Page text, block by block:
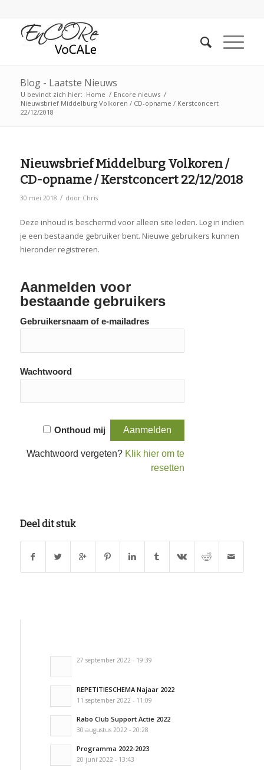
Blog - Laatste Nieuws
U bevindt zich hier: Home / Encore nieuws /
Nieuwsbrief Middelburg Volkoren / CD-opname / Kerstconcert
22/12/2018
Nieuwsbrief Middelburg Volkoren /
CD-opname / Kerstconcert 22/12/2018
30 mei 2018 / door Chris
Deze inhoud is beschermd voor alleen site leden. Log in indien
je een bestaande gebruiker bent. Nieuwe gebruikers kunnen
hieronder registreren.
Aanmelden voor
bestaande gebruikers
Gebruikersnaam of e-mailadres
Wachtwoord
Onthoud mij
Wachtwoord vergeten? Klik hier om te
resetten
Deel dit stuk
27 september 2022 - 19:39
REPETITIESCHEMA Najaar 2022
11 september 2022 - 11:09
Rabo Club Support Actie 2022
30 augustus 2022 - 20:28
Programma 2022-2023
20 juni 2022 - 13:43